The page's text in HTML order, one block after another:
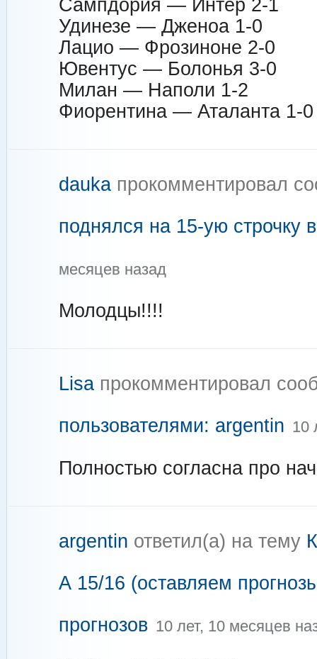
Сампдория — Интер 2-1
Удинезе — Дженоа 1-0
Лацио — Фрозиноне 2-0
Ювентус — Болонья 3-0
Милан — Наполи 1-2
Фиорентина — Аталанта 1-0
daukaпрокомментировал
поднялся на 15-ую строчку
месяцев назад
Молодцы!!!!
Lisaпрокомментировал
пользователями: argentin 10
Полностью согласна про
argentin ответил(а) на тему
А 15/16 (оставляем
прогнозов 10 лет, 10 месяцев